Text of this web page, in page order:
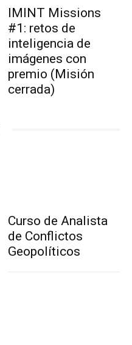
IMINT Missions
#1: retos de
inteligencia de
imágenes con
premio (Misión
cerrada)
Curso de Analista
de Conflictos
Geopolíticos